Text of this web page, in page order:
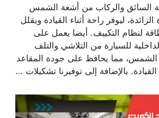
السائق والركاب من أشعة الشمس
ليوفر راحة أثناء القيادة ويقلل
لنظام التكييف. أيضا يعمل على
للسيارة من التلاشي والتلف
الشمس، مما يحافظ على جودة المقاعد
بالإضافة إلى توفيرنا تشكيلات ...